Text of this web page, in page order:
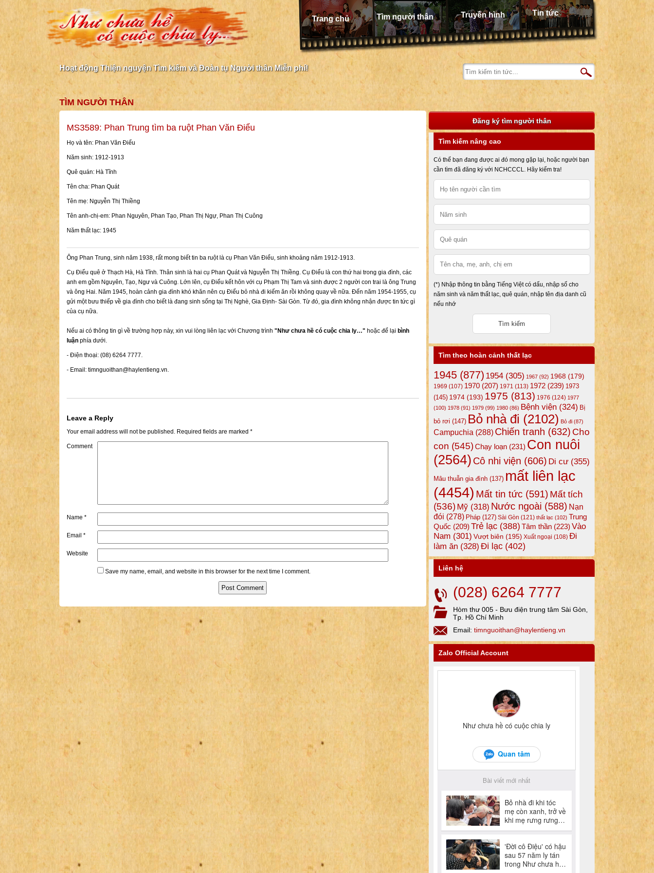
Trang chủ Tìm người thân Truyền hình Tin tức
Hoạt động Thiện nguyện Tìm kiếm và Đoàn tụ Người thân Miễn phí!
TÌM NGƯỜI THÂN
MS3589: Phan Trung tìm ba ruột Phan Văn Điểu
Họ và tên: Phan Văn Điểu
Năm sinh: 1912-1913
Quê quán: Hà Tĩnh
Tên cha: Phan Quát
Tên mẹ: Nguyễn Thị Thiềng
Tên anh-chị-em: Phan Nguyên, Phan Tạo, Phan Thị Ngự, Phan Thị Cuông
Năm thất lạc: 1945
Ông Phan Trung, sinh năm 1938, rất mong biết tin ba ruột là cụ Phan Văn Điểu, sinh khoảng năm 1912-1913.
Cụ Điểu quê ở Thạch Hà, Hà Tĩnh. Thân sinh là hai cụ Phan Quát và Nguyễn Thị Thiềng. Cụ Điểu là con thứ hai trong gia đình, các
anh em gồm Nguyên, Tạo, Ngư và Cuông. Lớn lên, cụ Điểu kết hôn với cụ Phạm Thị Tam và sinh được 2 người con trai là ông Trung
và ông Hai. Năm 1945, hoàn cảnh gia đình khó khăn nên cụ Điểu bỏ nhà đi kiếm ăn rồi không quay về nữa. Đến năm 1954-1955, cụ
gửi một bưu thiếp về gia đình cho biết là đang sinh sống tại Thị Nghè, Gia Định- Sài Gòn. Từ đó, gia đình không nhận được tin tức gì
của cụ nữa.
Nếu ai có thông tin gì về trường hợp này, xin vui lòng liên lạc với Chương trình "Như chưa hề có cuộc chia ly…" hoặc để lại bình
luận phía dưới.
- Điện thoại: (08) 6264 7777.
- Email: timnguoithan@haylentieng.vn.
Leave a Reply
Your email address will not be published. Required fields are marked *
Comment
Name *
Email *
Website
Save my name, email, and website in this browser for the next time I comment.
Đăng ký tìm người thân
Tìm kiếm nâng cao
Có thể bạn đang được ai đó mong gặp lại, hoặc người bạn
cần tìm đã đăng ký với NCHCCCL. Hãy kiểm tra!
(*) Nhập thông tin bằng Tiếng Việt có dấu, nhập số cho
năm sinh và năm thất lạc, quê quán, nhập tên địa danh cũ
nếu nhớ
Tìm theo hoàn cảnh thất lạc
1945 (877) 1954 (305) 1967 (92) 1968 (179)
1969 (107) 1970 (207) 1971 (113) 1972 (239) 1973
(145) 1974 (193) 1975 (813) 1976 (124) 1977
(100) 1978 (91) 1979 (99) 1980 (86) Bệnh viện (324) Bị
bỏ rơi (147) Bỏ nhà đi (2102) Bỏ đi (87)
Campuchia (288) Chiến tranh (632) Cho
con (545)Chạy loạn (231) Con nuôi
(2564) Cô nhi viện (606) Di cư (355)
Mâu thuẫn gia đình (137) mất liên lạc
(4454) Mất tin tức (591) Mất tích
(536) Mỹ (318) Nước ngoài (588) Nạn
đói (278) Pháp (127) Sài Gòn (121) thất lạc (102) Trung
Quốc (209) Trẻ lạc (388) Tâm thần (223) Vào
Nam (301) Vượt biên (195) Xuất ngoại (108) Đi
làm ăn (328) Đi lạc (402)
Liên hệ
(028) 6264 7777
Hòm thư 005 - Bưu điện trung tâm Sài Gòn,
Tp. Hồ Chí Minh
Email: timnguoithan@haylentieng.vn
Zalo Official Account